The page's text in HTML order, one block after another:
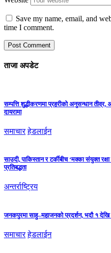
Save my name, email, and
time I comment.
ताजा अपडेट
सम्पत्ति शुद्धीकरणमा प्रहरीको अनुसन्धान
दायरामा
समाचार हेडलाईन
साउदी, पाकिस्तान र टर्कीबीच ‘मक्का संयुक्त
प्रतिबद्धता
अन्तर्राष्ट्रिय
जनकपुरमा साहु–महाजनको प्रदर्शन, भदौ १ देखि
समाचार हेडलाईन